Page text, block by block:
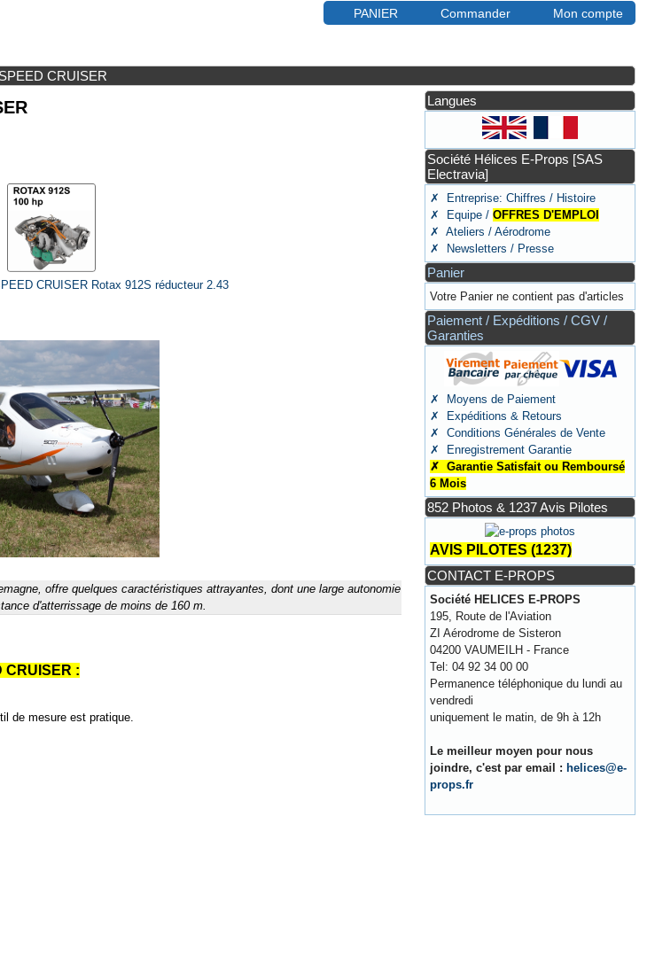
PANIER Commander Mon compte
CRUISER
CRUISER Rotax 912S réducteur 2.43
offre quelques caractéristiques attrayantes, dont une large autonomie
d'atterrissage de moins de 160 m.
CRUISER :
de mesure est pratique.
Langues
Société Hélices E-Props [SAS
Electravia]
✗ Entreprise: Chiffres / Histoire
✗ Equipe /OFFRES D'EMPLOI
✗ Ateliers / Aérodrome
✗ Newsletters / Presse
Panier
Votre Panier ne contient pas d'articles
Paiement / Expéditions / CGV /
Garanties
✗ Moyens de Paiement
✗ Expéditions & Retours
✗ Conditions Générales de Vente
✗ Enregistrement Garantie
✗ Garantie Satisfait ou Remboursé
6 Mois
852 Photos & 1237 Avis Pilotes
AVIS PILOTES (1237)
CONTACT E-PROPS
Société HELICES E-PROPS
195, Route de l'Aviation
ZI Aérodrome de Sisteron
04200 VAUMEILH - France
Tel: 04 92 34 00 00
Permanence téléphonique du lundi au
vendredi
uniquement le matin, de 9h à 12h
Le meilleur moyen pour nous
joindre, c'est par email : helices@e-
props.fr